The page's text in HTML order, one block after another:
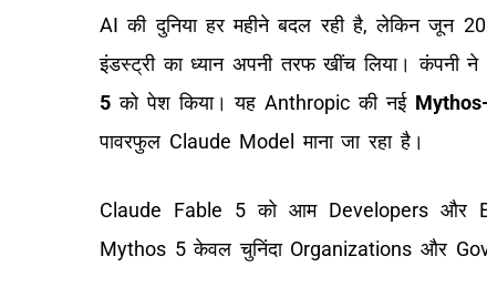
AI की दुनिया हर महीने बदल रही है, लेकिन जून
इंडस्ट्री का ध्यान अपनी तरफ खींच लिया। कंपनी ने
5 को पेश किया। यह Anthropic की नई
पावरफुल Claude Model माना जा रहा है।
Claude Fable 5 को आम Developers और
Mythos 5 केवल चुनिंदा Organizations और